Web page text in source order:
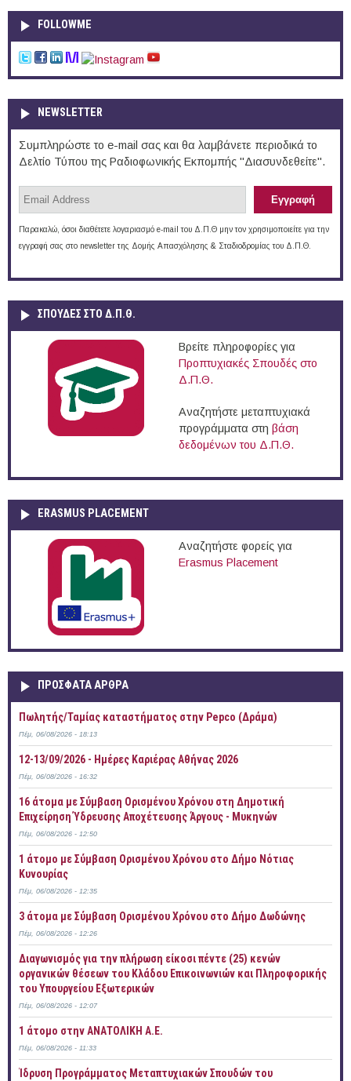
FOLLOWME
NEWSLETTER
Συμπληρώστε το e-mail σας και θα λαμβάνετε περιοδικά το
Δελτίο Τύπου της Ραδιοφωνικής Εκπομπής "Διασυνδεθείτε".
Παρακαλώ, όσοι διαθέτετε λογαριασμό e-mail του Δ.Π.Θ μην τον χρησιμοποιείτε για την
εγγραφή σας στο newsletter της Δομής Απασχόλησης & Σταδιοδρομίας του Δ.Π.Θ.
ΣΠΟΥΔΈΣ ΣΤΟ Δ.Π.Θ.
Βρείτε πληροφορίες για
Προπτυχιακές Σπουδές στο
Δ.Π.Θ.
Αναζητήστε μεταπτυχιακά
προγράμματα στη βάση
δεδομένων του Δ.Π.Θ.
ERASMUS PLACEMENT
Αναζητήστε φορείς για
Erasmus Placement
ΠΡOΣΦΑΤΑ AΡΘΡΑ
Πωλητής/Ταμίας καταστήματος στην Pepco (Δράμα)
Πέμ, 06/08/2026 - 18:13
12-13/09/2026 - Ημέρες Καριέρας Αθήνας 2026
Πέμ, 06/08/2026 - 16:32
16 άτομα με Σύμβαση Ορισμένου Χρόνου στη Δημοτική
Επιχείρηση Ύδρευσης Αποχέτευσης Άργους - Μυκηνών
Πέμ, 06/08/2026 - 12:50
1 άτομο με Σύμβαση Ορισμένου Χρόνου στο Δήμο Νότιας
Κυνουρίας
Πέμ, 06/08/2026 - 12:35
3 άτομα με Σύμβαση Ορισμένου Χρόνου στο Δήμο Δωδώνης
Πέμ, 06/08/2026 - 12:26
Διαγωνισμός για την πλήρωση είκοσι πέντε (25) κενών
οργανικών θέσεων του Κλάδου Επικοινωνιών και Πληροφορικής
του Υπουργείου Εξωτερικών
Πέμ, 06/08/2026 - 12:07
1 άτομο στην ΑΝΑΤΟΛΙΚΗ Α.Ε.
Πέμ, 06/08/2026 - 11:33
Ίδρυση Προγράμματος Μεταπτυχιακών Σπουδών του